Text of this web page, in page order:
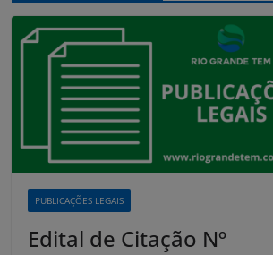
PUBLICAÇÕES LEGAIS
Edital de Citação Nº